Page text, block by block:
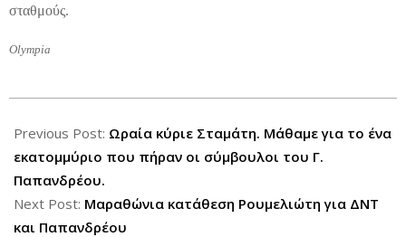
σταθμούς.
Olympia
08-
21
Previous Post: Ωραία κύριε Σταμάτη. Μάθαμε για το ένα
εκατομμύριο που πήραν οι σύμβουλοι του Γ.
Παπανδρέου.
Next Post: Μαραθώνια κατάθεση Ρουμελιώτη για ΔΝΤ
και Παπανδρέου